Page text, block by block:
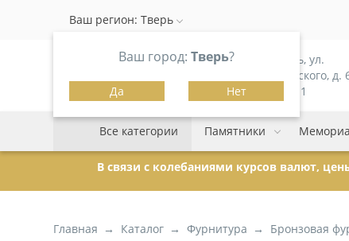
Ваш город:Тверь?
Да Нет
Ваш регион:Тверь
г. Тверь, ул.
Можайского, д.
корпус 1
Все категории Памятники
В связи с колебаниями курсов валют,
Главная Каталог Фурнитура Бронзовая